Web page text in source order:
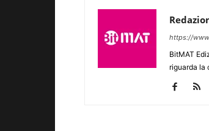
https://
BitMAT
riguarda la